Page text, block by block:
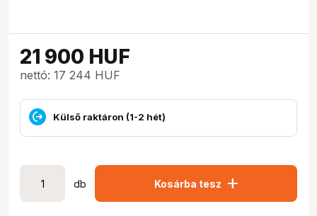
21 900 HUF
nettó: 17 244 HUF
Külső raktáron (1-2 hét)
db Kosárba tesz add